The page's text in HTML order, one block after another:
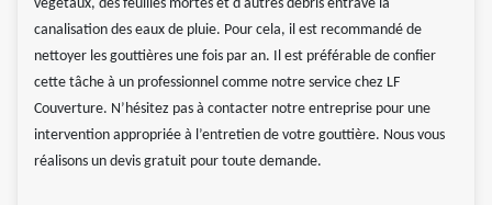
végétaux, des feuilles mortes et d'autres débris entrave la
canalisation des eaux de pluie. Pour cela, il est recommandé de
nettoyer les gouttières une fois par an. Il est préférable de confier
cette tâche à un professionnel comme notre service chez LF
Couverture. N’hésitez pas à contacter notre entreprise pour une
intervention appropriée à l’entretien de votre gouttière. Nous vous
réalisons un devis gratuit pour toute demande.